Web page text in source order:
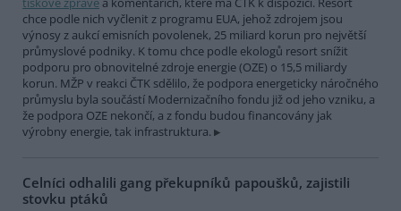
chce podle nich vyčlenit z programu EUA, jehož zdrojem jsou
výnosy z aukcí emisních povolenek, 25 miliard korun pro největší
průmyslové podniky. K tomu chce podle ekologů resort snížit
podporu pro obnovitelné zdroje energie (OZE) o 15,5 miliardy
korun. MŽP v reakci ČTK sdělilo, že podpora energeticky náročného
průmyslu byla součástí Modernizačního fondu již od jeho vzniku, a
že podpora OZE nekončí, a z fondu budou financovány jak
výrobny energie, tak infrastruktura.
Celníci odhalili gang překupníků papoušků, zajistili
stovku ptáků